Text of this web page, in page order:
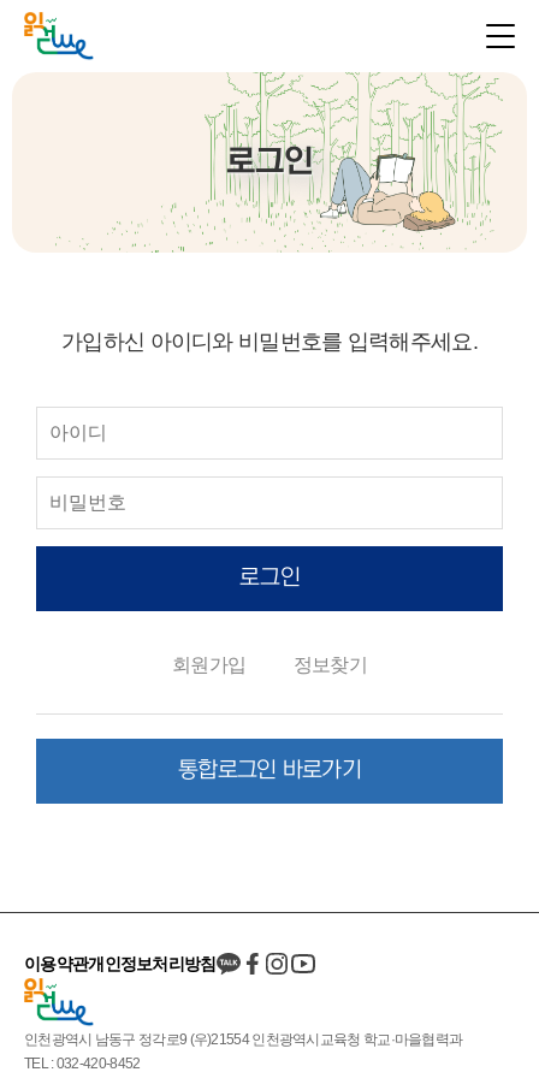
로그인
가입하신 아이디와 비밀번호를 입력해주세요.
로그인
회원가입 정보찾기
통합로그인 바로가기
인천광역시 남동구 정각로9 (우)21554 인천광역시교육청 학교·마을협력과
TEL : 032-420-8452
이용약관개인정보처리방침